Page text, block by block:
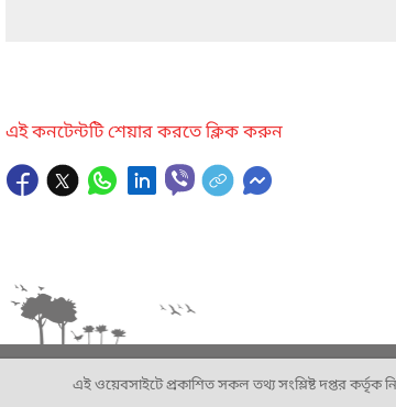
এই কনটেন্টটি শেয়ার করতে ক্লিক করুন
এই ওয়েবসাইটে প্রকাশিত সকল তথ্য সংশ্লিষ্ট দপ্তর কর্তৃক